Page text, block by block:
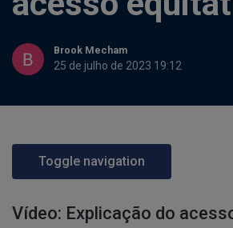
Brook Mecham
25 de julho de 2023 19:12
Toggle navigation
Vídeo: Explicação do